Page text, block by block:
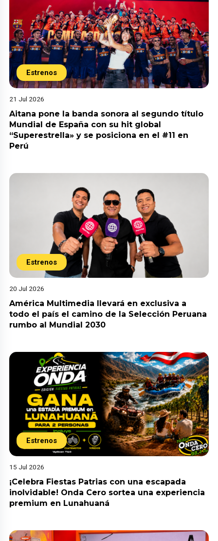
Estrenos
21 Jul 2026
Aitana pone la banda sonora al segundo título
Mundial de España con su hit global
“Superestrella» y se posiciona en el #11 en
Perú
Estrenos
20 Jul 2026
América Multimedia llevará en exclusiva a
todo el país el camino de la Selección Peruana
rumbo al Mundial 2030
Estrenos
15 Jul 2026
¡Celebra Fiestas Patrias con una escapada
inolvidable! Onda Cero sortea una experiencia
premium en Lunahuaná